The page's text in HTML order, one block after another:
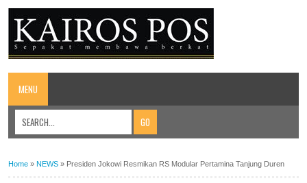
MENU
Home » NEWS » Presiden Jokowi Resmikan RS Modular Pertamina Tanjung Duren